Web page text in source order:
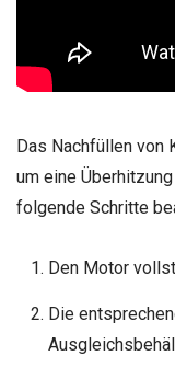
Das Nachfüllen von
um eine
folgende Schritte
Den Motor
Die